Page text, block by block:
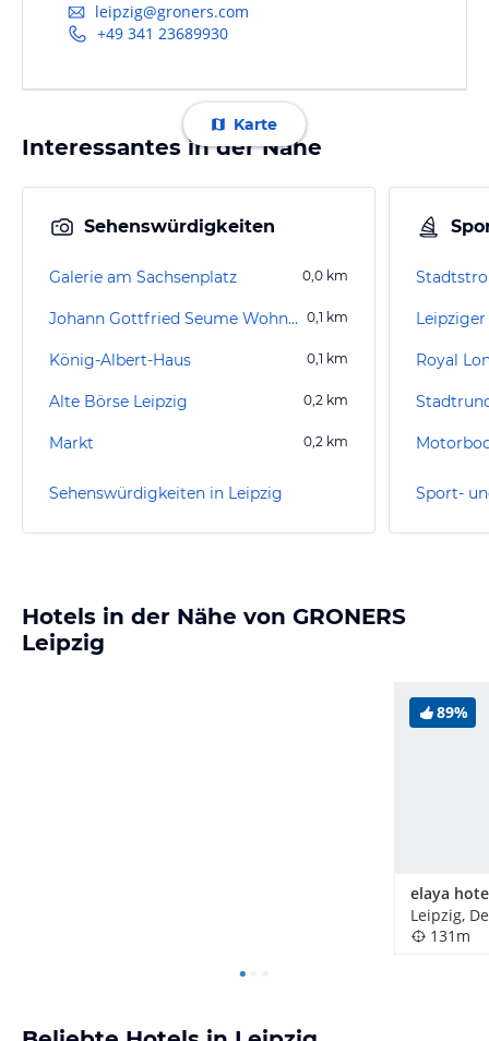
leipzig@groners.com
+49 341 23689930
Karte
Interessantes in der Nähe
Sehenswürdigkeiten
Galerie am Sachsenplatz 0,0 km
Johann Gottfried Seume Wohnhaus 0,1 km
König-Albert-Haus 0,1 km
Alte Börse Leipzig 0,2 km
Markt 0,2 km
Sehenswürdigkeiten in Leipzig
Royal
Sport-
Hotels in der Nähe von GRONERS
Leipzig
89%
Leipzig,
131m